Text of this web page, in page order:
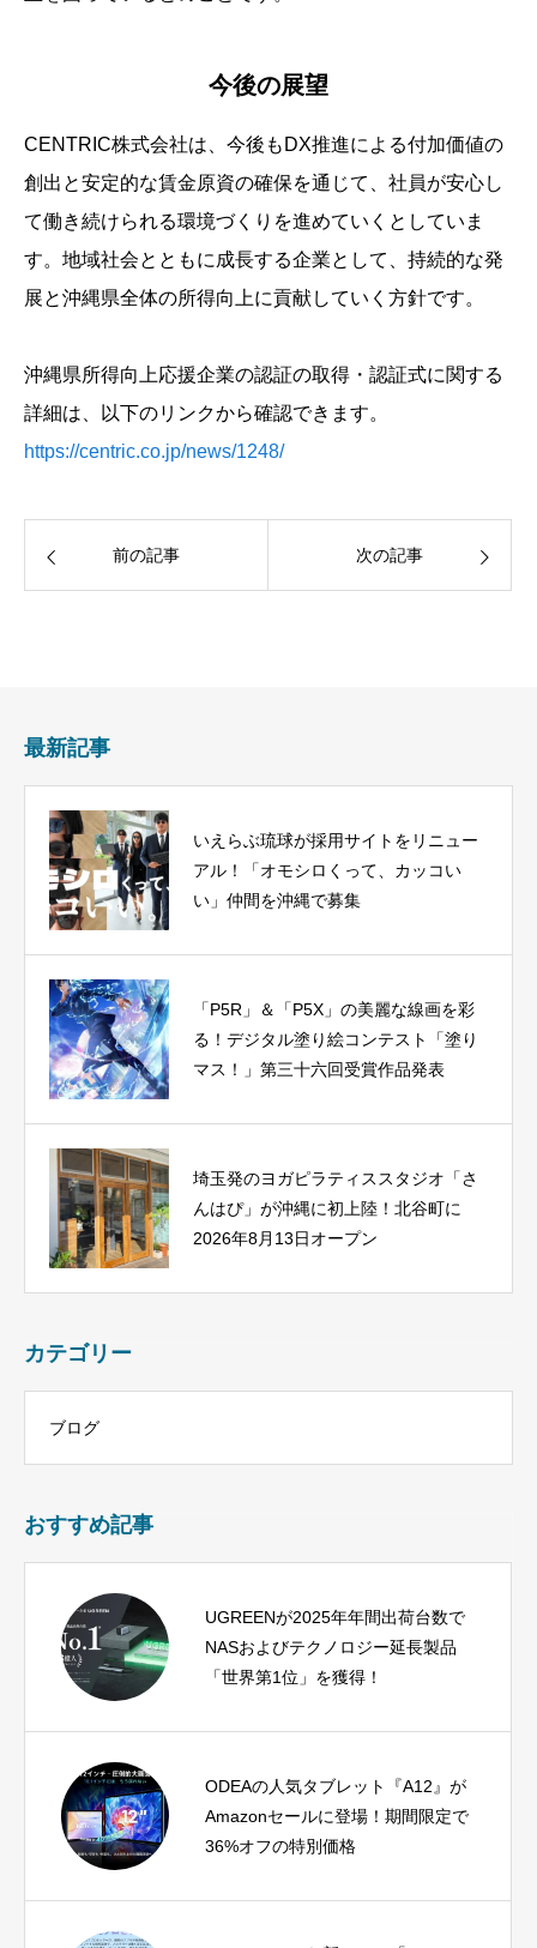
今後の展望
CENTRIC株式会社は、今後もDX推進による付加価値の
創出と安定的な賃金原資の確保を通じて、社員が安心し
て働き続けられる環境づくりを進めていくとしていま
す。地域社会とともに成長する企業として、持続的な発
展と沖縄県全体の所得向上に貢献していく方針です。
沖縄県所得向上応援企業の認証の取得・認証式に関する
詳細は、以下のリンクから確認できます。
https://centric.co.jp/news/1248/
前の記事 次の記事
最新記事
いえらぶ琉球が採用サイトをリニュー
アル！「オモシロくって、カッコい
い」仲間を沖縄で募集
「P5R」＆「P5X」の美麗な線画を彩
る！デジタル塗り絵コンテスト「塗り
マス！」第三十六回受賞作品発表
埼玉発のヨガピラティススタジオ「さ
んはぴ」が沖縄に初上陸！北谷町に
2026年8月13日オープン
カテゴリー
ブログ
おすすめ記事
UGREENが2025年年間出荷台数で
NASおよびテクノロジー延長製品
「世界第1位」を獲得！
ODEAの人気タブレット『A12』が
Amazonセールに登場！期間限定で
36%オフの特別価格